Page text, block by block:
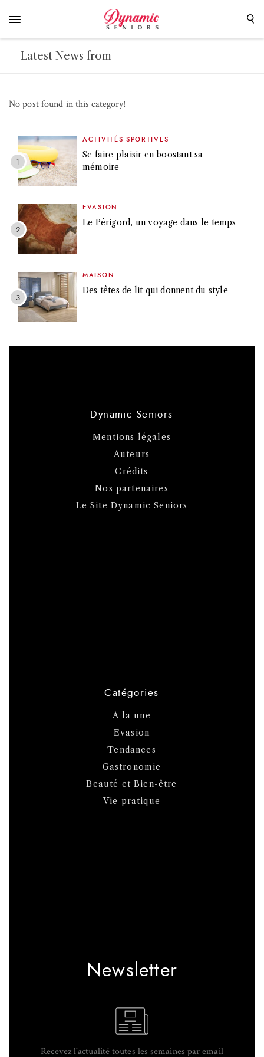
Latest News from
No post found in this category!
ACTIVITÉS SPORTIVES
Se faire plaisir en boostant sa
mémoire
EVASION
Le Périgord, un voyage dans le temps
MAISON
Des têtes de lit qui donnent du style
Dynamic Seniors
Mentions légales
Auteurs
Crédits
Nos partenaires
Le Site Dynamic Seniors
Catégories
A la une
Evasion
Tendances
Gastronomie
Beauté et Bien-être
Vie pratique
Newsletter
Recevez l'actualité toutes les semaines par email